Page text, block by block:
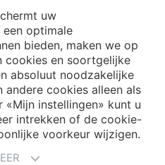
uw
een optimale
bieden, maken we op
cookies en soortgelijke
absoluut noodzakelijke
cookies alleen als
«Mijn instellingen» kunt u
intrekken of de cookie-
voorkeur wijzigen.